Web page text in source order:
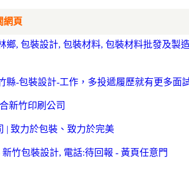
網頁
鄉, 包裝設計, 包裝材料, 包裝材料批發及製
縣-包裝設計-工作，多投遞履歷就有更多面
新竹印刷公司
| 致力於包裝、致力於完美
竹包裝設計, 電話:待回報 - 黃頁任意門